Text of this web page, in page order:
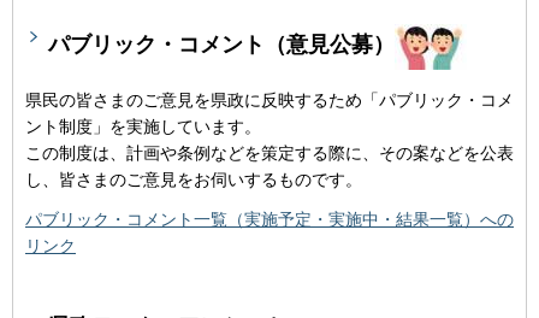
パブリック・コメント（意見公募）
県民の皆さまのご意見を県政に反映するため「パブリック・コメ
ント制度」を実施しています。
この制度は、計画や条例などを策定する際に、その案などを公表
し、皆さまのご意見をお伺いするものです。
パブリック・コメント一覧（実施予定・実施中・結果一覧）への
リンク